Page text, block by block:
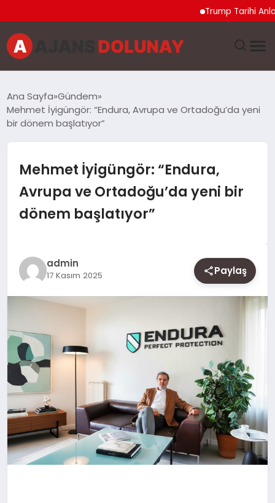
Trump Tarihi
EĞITIM
GÜNCEL
SAĞLIK
SPOR
YAŞAM
Ana Sayfa Gündem
Mehmet İyigüngör: “Endura, Avrupa ve Ortadoğu’da yeni
bir dönem başlatıyor”
Mehmet İyigüngör: “Endura,
Avrupa ve Ortadoğu’da yeni bir
dönem başlatıyor”
admin
17 Kasım 2025 Paylaş